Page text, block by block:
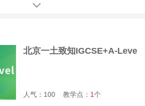
AP
北京一土致知IGCSE+A-Leve
人气：100 教学点： 1个